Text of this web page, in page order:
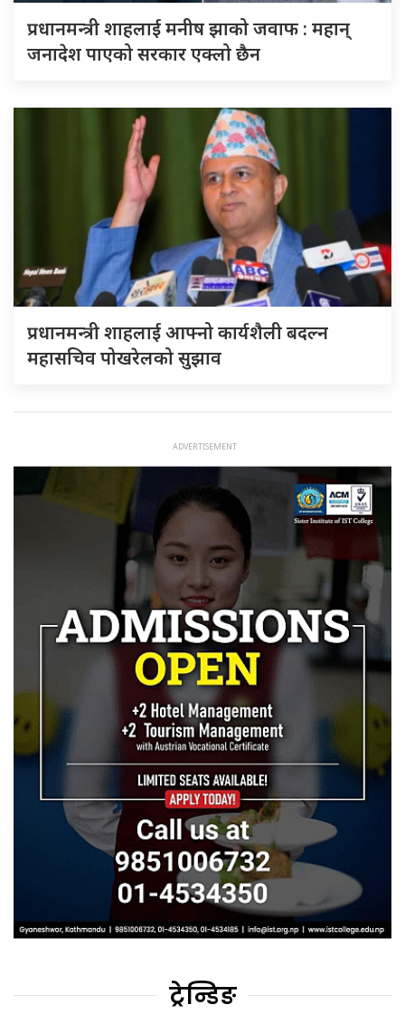
प्रधानमन्त्री शाहलाई मनीष झाको जवाफ : महान्
जनादेश पाएको सरकार एक्लो छैन
प्रधानमन्त्री शाहलाई आफ्नो कार्यशैली बदल्न
महासचिव पोखरेलको सुझाव
ट्रेन्डिङ